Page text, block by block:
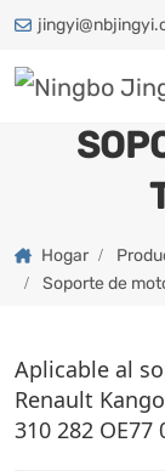
Hogar
Soporte de
Aplicable al
Renault
310 282 OE77